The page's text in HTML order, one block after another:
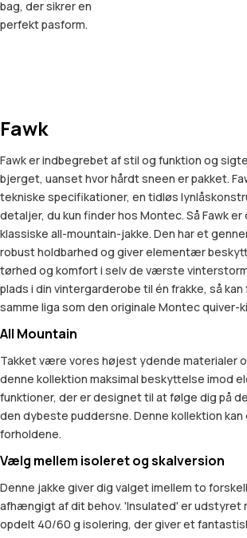
bag, der sikrer en
perfekt pasform.
Fawk
Fawk er indbegrebet af stil og funktion og
bjerget, uanset hvor hårdt sneen er pakket.
tekniske specifikationer, en tidløs
detaljer, du kun finder hos Montec. Så Fawk
klassiske all-mountain-jakke. Den har et
robust holdbarhed og giver elementær
tørhed og komfort i selv de værste
plads i din vintergarderobe til én frakke, så kan
samme liga som den originale Montec quiver-
All Mountain
Takket være vores højest ydende materialer
denne kollektion maksimal beskyttelse imod
funktioner, der er designet til at følge dig på
den dybeste puddersne. Denne kollektion
forholdene.
Vælg mellem isoleret og skalversion
Denne jakke giver dig valget imellem to
afhængigt af dit behov. 'Insulated' er udstyret
opdelt 40/60 g isolering, der giver et